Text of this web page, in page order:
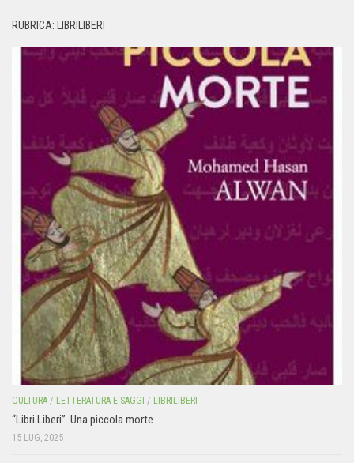
RUBRICA: LIBRILIBERI
CULTURA / LETTERATURA E SAGGI / LIBRILIBERI
“Libri Liberi”. Una piccola morte
15 LUG, 2025